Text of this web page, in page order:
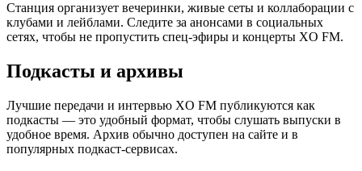
Станция организует вечеринки, живые сеты и коллаборации с
клубами и лейблами. Следите за анонсами в социальных
сетях, чтобы не пропустить спец‑эфиры и концерты XO FM.
Подкасты и архивы
Лучшие передачи и интервью XO FM публикуются как
подкасты — это удобный формат, чтобы слушать выпуски в
удобное время. Архив обычно доступен на сайте и в
популярных подкаст-сервисах.